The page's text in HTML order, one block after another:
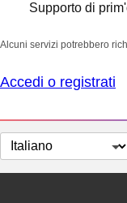
Supporto di
Alcuni servizi potrebbero
Accedi o registrati
Cambia
lingua